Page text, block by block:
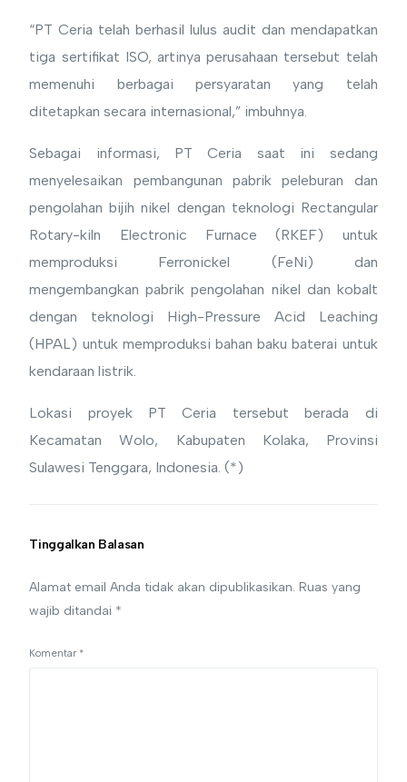
“PT Ceria telah berhasil lulus audit dan mendapatkan
tiga sertifikat ISO, artinya perusahaan tersebut telah
memenuhi berbagai persyaratan yang telah
ditetapkan secara internasional,” imbuhnya.
Sebagai informasi, PT Ceria saat ini sedang
menyelesaikan pembangunan pabrik peleburan dan
pengolahan bijih nikel dengan teknologi Rectangular
Rotary-kiln Electronic Furnace (RKEF) untuk
memproduksi Ferronickel (FeNi) dan
mengembangkan pabrik pengolahan nikel dan kobalt
dengan teknologi High-Pressure Acid Leaching
(HPAL) untuk memproduksi bahan baku baterai untuk
kendaraan listrik.
Lokasi proyek PT Ceria tersebut berada di
Kecamatan Wolo, Kabupaten Kolaka, Provinsi
Sulawesi Tenggara, Indonesia. (*)
Tinggalkan Balasan
Alamat email Anda tidak akan dipublikasikan. Ruas yang
wajib ditandai *
Komentar *